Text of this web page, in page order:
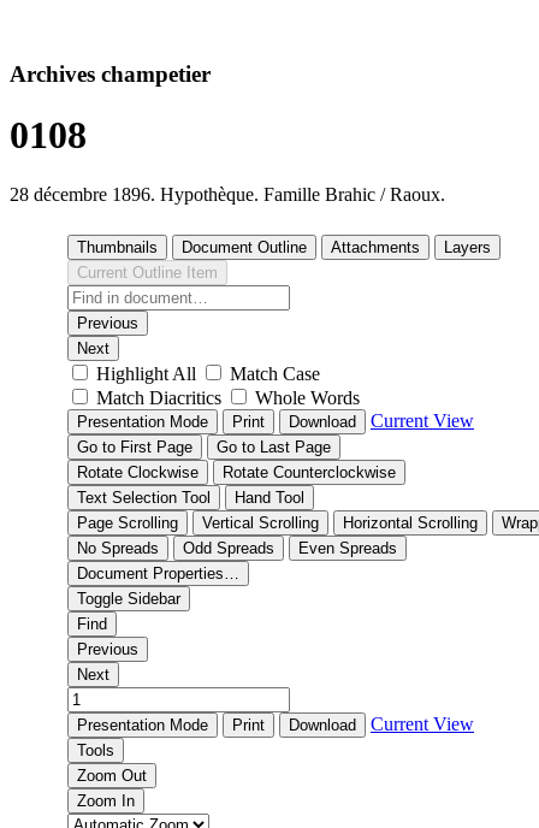
Archives champetier
0108
28 décembre 1896. Hypothèque. Famille Brahic / Raoux.